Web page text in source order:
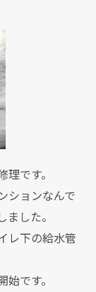
です。
ションなんで
した。
レ下の給水管
です。